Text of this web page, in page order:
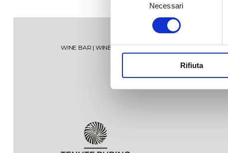
consenso
Necessari
Rifiuta
WINE BAR | WINE TOURS|SHOP|SPECIAL MEMBERSHIP
Padula di Geremia Estate
Oltremé Rosato